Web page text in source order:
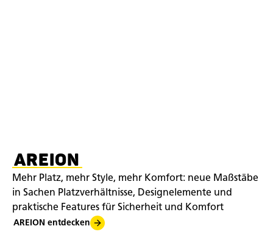
AREION
Mehr Platz, mehr Style, mehr Komfort: neue Maßstäbe
in Sachen Platzverhältnisse, Designelemente und
praktische Features für Sicherheit und Komfort
AREION entdecken